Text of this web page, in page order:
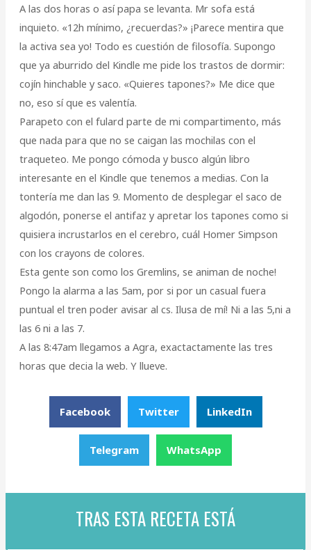
A las dos horas o así papa se levanta. Mr sofa está
inquieto. «12h mínimo, ¿recuerdas?» ¡Parece mentira que
la activa sea yo! Todo es cuestión de filosofía. Supongo
que ya aburrido del Kindle me pide los trastos de dormir:
cojín hinchable y saco. «Quieres tapones?» Me dice que
no, eso sí que es valentía.
Parapeto con el fulard parte de mi compartimento, más
que nada para que no se caigan las mochilas con el
traqueteo. Me pongo cómoda y busco algún libro
interesante en el Kindle que tenemos a medias. Con la
tontería me dan las 9. Momento de desplegar el saco de
algodón, ponerse el antifaz y apretar los tapones como si
quisiera incrustarlos en el cerebro, cuál Homer Simpson
con los crayons de colores.
Esta gente son como los Gremlins, se animan de noche!
Pongo la alarma a las 5am, por si por un casual fuera
puntual el tren poder avisar al cs. Ilusa de mí! Ni a las 5,ni a
las 6 ni a las 7.
A las 8:47am llegamos a Agra, exactactamente las tres
horas que decia la web. Y llueve.
Facebook Twitter LinkedIn
Telegram WhatsApp
TRAS ESTA RECETA ESTÁ